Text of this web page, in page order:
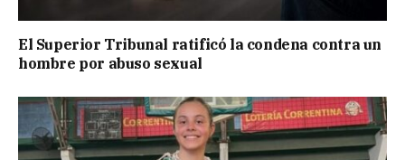
El Superior Tribunal ratificó la condena contra un
hombre por abuso sexual